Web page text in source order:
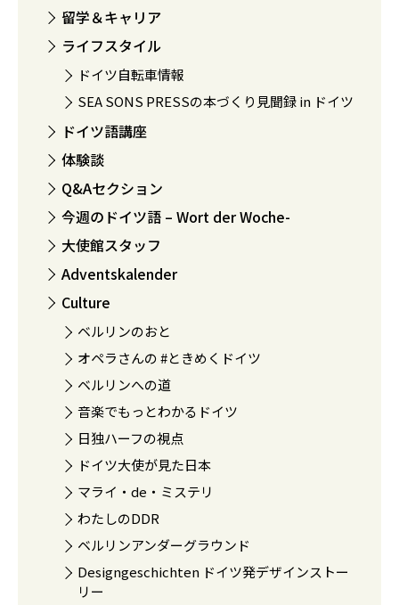
留学＆キャリア
ライフスタイル
ドイツ自転車情報
SEA SONS PRESSの本づくり見聞録 in ドイツ
ドイツ語講座
体験談
Q&Aセクション
今週のドイツ語 – Wort der Woche-
大使館スタッフ
Adventskalender
Culture
ベルリンのおと
オペラさんの #ときめくドイツ
ベルリンへの道
音楽でもっとわかるドイツ
日独ハーフの視点
ドイツ大使が見た日本
マライ・de・ミステリ
わたしのDDR
ベルリンアンダーグラウンド
Designgeschichten ドイツ発デザインストー
リー